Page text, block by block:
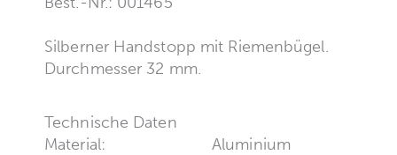
Silberner Handstopp mit Riemenbügel.
Durchmesser 32 mm.
Technische Daten
Material:
Aluminium